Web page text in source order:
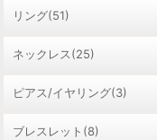
リング(51)
ネックレス(25)
ピアス/イヤリング(3)
ブレスレット(8)